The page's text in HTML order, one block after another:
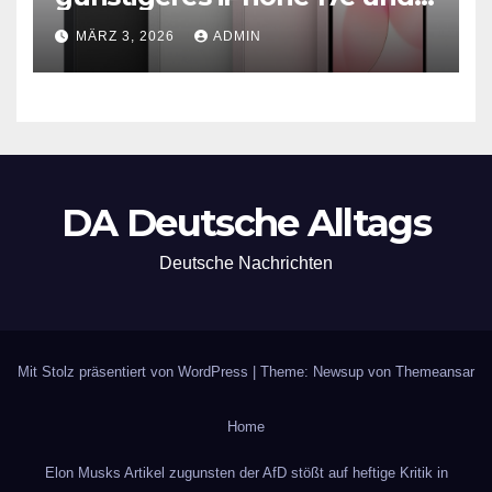
neues iPad Air mit M4-Chip
MÄRZ 3, 2026 ADMIN
DA Deutsche Alltags
Deutsche Nachrichten
Mit Stolz präsentiert von WordPress Theme: Newsup von Themeansar
Home
Elon Musks Artikel zugunsten der AfD stößt auf heftige Kritik in